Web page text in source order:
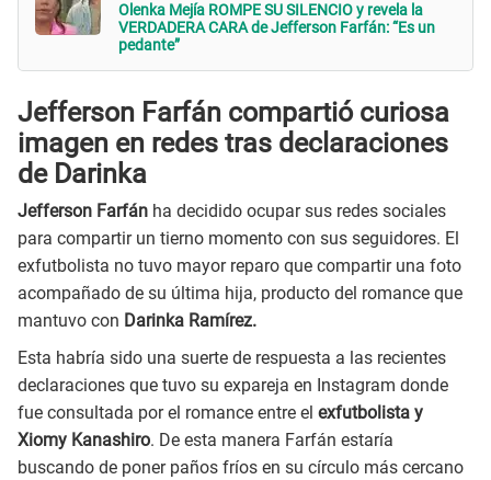
Olenka Mejía ROMPE SU SILENCIO y revela la
VERDADERA CARA de Jefferson Farfán: “Es un
pedante”
Jefferson Farfán compartió curiosa
imagen en redes tras declaraciones
de Darinka
Jefferson Farfán ha decidido ocupar sus redes sociales
para compartir un tierno momento con sus seguidores. El
exfutbolista no tuvo mayor reparo que compartir una foto
acompañado de su última hija, producto del romance que
mantuvo con Darinka Ramírez.
Esta habría sido una suerte de respuesta a las recientes
declaraciones que tuvo su expareja en Instagram donde
fue consultada por el romance entre el exfutbolista y
Xiomy Kanashiro. De esta manera Farfán estaría
buscando de poner paños fríos en su círculo más cercano